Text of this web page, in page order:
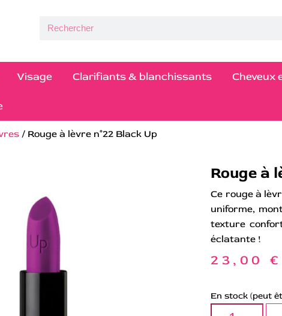
Visage Clarifiants & blanchissants Cheveux
/ Rouge à lèvre n°22 Black Up
Rouge à
Ce rouge à
uniforme,
texture
éclatante !
23,00 €
En stock (peut